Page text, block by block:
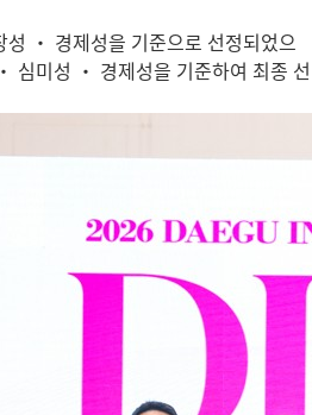
· 경제성을 기준으로 선정되었으
심미성 · 경제성을 기준하여 최종 선